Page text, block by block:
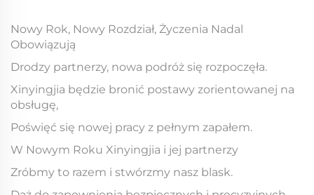
Nowy Rok, Nowy Rozdział, Życzenia Nadal
Obowiązują
Drodzy partnerzy, nowa podróż się rozpoczęła.
Xinyingjia będzie bronić postawy zorientowanej na
obsługę,
Poświęć się nowej pracy z pełnym zapałem.
W Nowym Roku Xinyingjia i jej partnerzy
Zróbmy to razem i stwórzmy nasz blask.